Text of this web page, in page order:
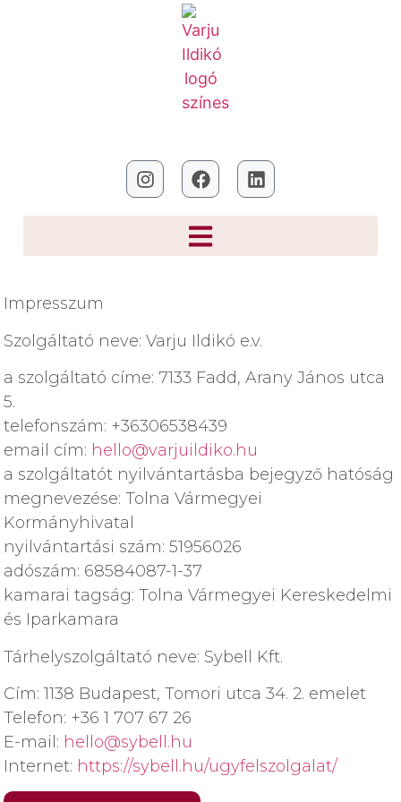
Impresszum
Szolgáltató neve: Varju Ildikó e.v.
a szolgáltató címe: 7133 Fadd, Arany János utca
5.
telefonszám: +36306538439
email cím: hello@varjuildiko.hu
a szolgáltatót nyilvántartásba bejegyző hatóság
megnevezése: Tolna Vármegyei
Kormányhivatal
nyilvántartási szám: 51956026
adószám: 68584087-1-37
kamarai tagság: Tolna Vármegyei Kereskedelmi
és Iparkamara
Tárhelyszolgáltató neve: Sybell Kft.
Cím: 1138 Budapest, Tomori utca 34. 2. emelet
Telefon: +36 1 707 67 26
E-mail: hello@sybell.hu
Internet: https://sybell.hu/ugyfelszolgalat/